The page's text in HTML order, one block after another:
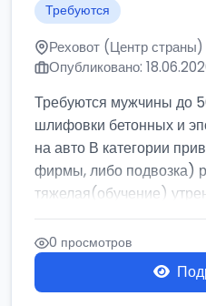
Требуются
Реховот (Центр страны)
Опубликовано:
Требуются мужчины до
шлифовки бетонных и
на авто В категории
фирмы, либо подвозка)
тяжелая(обучение)
0 просмотров